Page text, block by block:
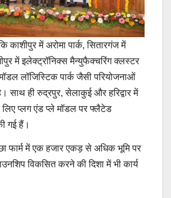
काशीपुर में अरोमा पार्क, सितारगंज में
में इलेक्ट्रॉनिक्स मैन्युफैक्चरिंग क्लस्टर
लॉजिस्टिक पार्क जैसी परियोजनाओं
साथ ही रुद्रपुर, सेलाकुई और हरिद्वार में
लिए प्लग एंड प्ले मॉडल पर फ्लैटेड
गई हैं।
फार्म में एक हजार एकड़ से अधिक भूमि पर
विकसित करने की दिशा में भी कार्य